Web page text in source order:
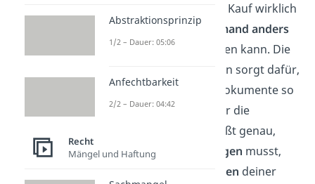
dass das Haus nach dem Kauf wirklich
dir gehört und dass niemand anders
Ansprüchedarauf erheben kann. Die
Rechtssicherheitsfunktion sorgt dafür,
dass alle Verträge und Dokumente so
gestaltet sind, dass sie dir die
Sicherheit geben. Du weißt genau,
welche Schritte du
befolgen musst,
Konsequenzen deiner
Abstraktionsprinzip
1/2 – Dauer: 05:06
Anfechtbarkeit
2/2 – Dauer: 04:42
Recht
Mängel und Haftung